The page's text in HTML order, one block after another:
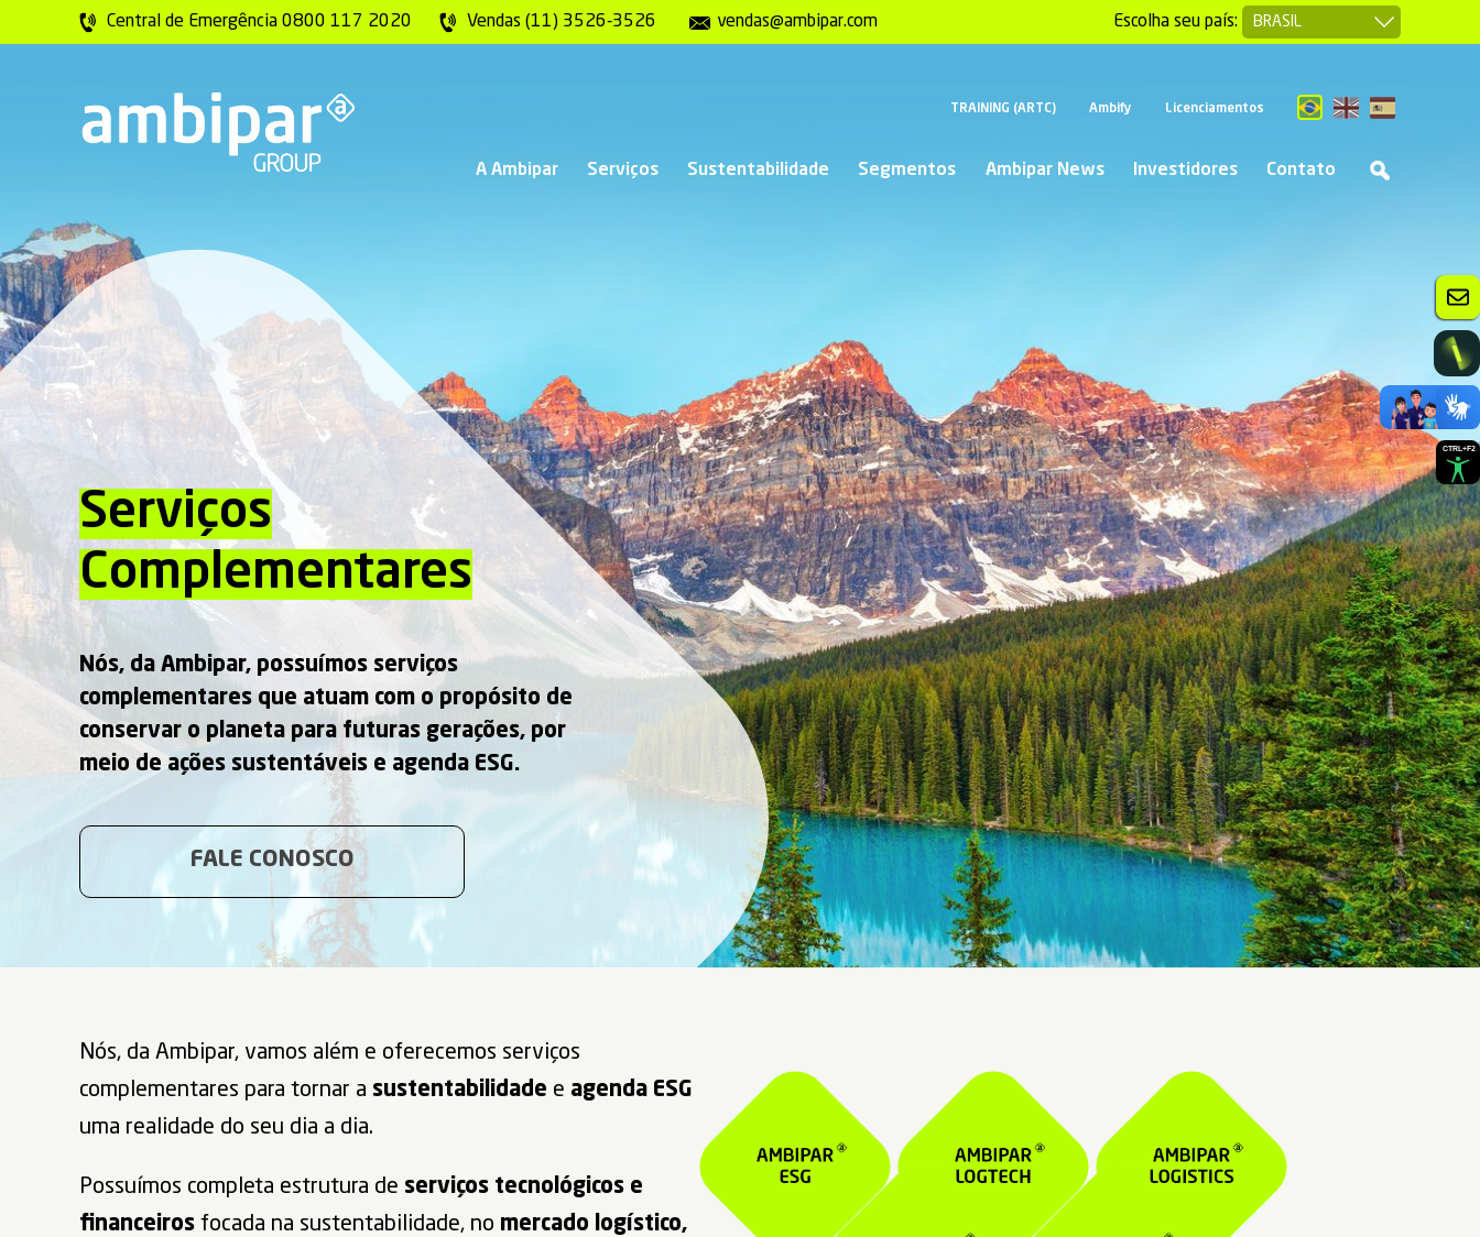
CTRL+F2
Central de Emergência 0800 117 2020 Vendas (11) 3526-3526 vendas@ambipar.com Escolha seu país:
TRAINING (ARTC) Ambify Licenciamentos
PT ES
A Ambipar Serviços Sustentabilidade Segmentos Ambipar News Investidores Contato
Serviços
Complementares
Nós, da Ambipar, possuímos serviços
complementares que atuam com o propósito de
conservar o planeta para futuras gerações, por
meio de ações sustentáveis e agenda ESG.
FALE CONOSCO
Nós, da Ambipar, vamos além e oferecemos serviços
complementares para tornar a sustentabilidade e agenda ESG
uma realidade do seu dia a dia.
Possuímos completa estrutura de serviços tecnológicos e
financeiros focada na sustentabilidade, no mercado logístico,